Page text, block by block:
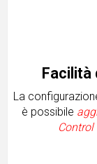
Facilità
La
è possibile